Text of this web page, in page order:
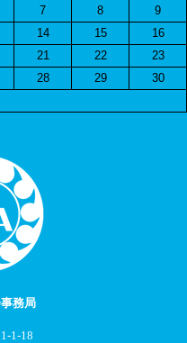
7 8
9
14 15
16
21 22
23
28 29
30
務局
1-18